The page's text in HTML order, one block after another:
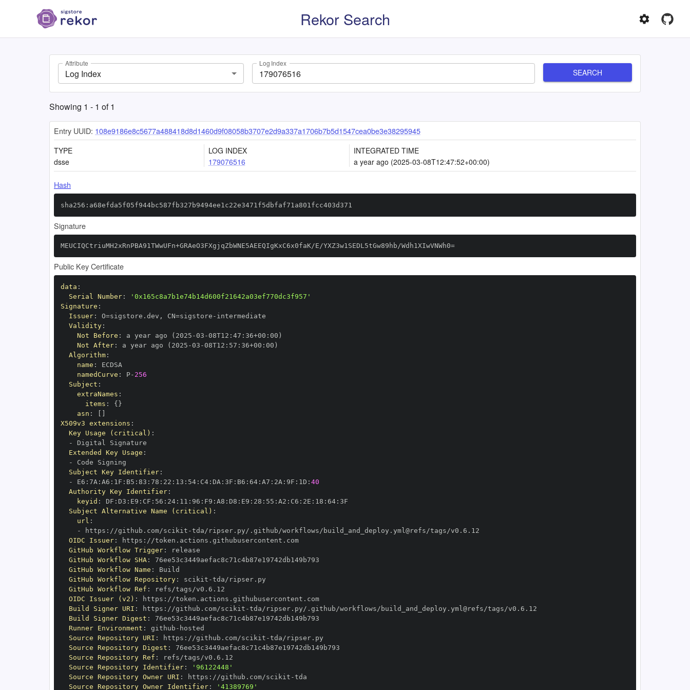
Rekor Search
Attribute
Log Index
Log Index
SEARCH
Showing 1 - 1 of1
Entry UUID: 108e9186e8c5677a488418d8d1460d9f08058b3707e2d9a337a1706b7b5d1547cea0be3e38295945
TYPE
dsse
LOG INDEX
179076516
INTEGRATED TIME
a year ago (2025-03-08T12:47:52+00:00)
Hash
sha256:a68efda5f05f944bc587fb327b9494ee1c22e3471f5dbfaf71a801fcc403d371
Signature
MEUCIQCtriuMH2xRnPBA91TWwUFn+GRAeO3FXgjqZbWNE5AEEQIgKxC6x0faK/E/YXZ3w1SEDL5tGw89hb/Wdh1XIwVNWh0=
Public Key Certificate
data :
Serial Number:
'0x165c8a7b1e74b14d600f21642a03ef770dc3f957'
Signature :
Issuer: O=sigstore.dev , CN=sigstore -
Validity:
Not Before : a year ago (2025 -03 -08T12 : 47 : 36+00 :
Not After: a year ago (2025 -03 -08T12 : 57 : 36+00 :
Algorithm:
name :
namedCurve : P- 256
Subject :
extraNames :
items : { }
asn :
X509v3 extensions :
Key Usage (critical) :
-
Extended Key Usage :
-
Subject Key Identifier:
-
E6 : 7A : A6 : 1F : B5 : 83 : 78 : 22 : 13 : 54: C4: DA : 3F : B6 : 64: A7 : 2A : 9F : 1D : 40
Authority Key Identifier:
keyid : DF : D3 : E9 : CF : 56 : 24: 11 : 96 : F9 : A8 : D8 : E9 : 28 : 55 : A2 : C6 : 2E : 18 : 64:
Subject Alternative Name (critical) :
url :
-
https : //github.com/scikit -
OIDC Issuer: https :
//token.actions.githubusercontent.com
GitHub Workflow Trigger:
GitHub Workflow SHA:
GitHub Workflow Name :
GitHub Workflow Repository: scikit -
GitHub Workflow Ref :
OIDC Issuer (v2) : https :
//token.actions.githubusercontent.com
Build Signer URI : https : //github.com/scikit -
Build Signer Digest :
Runner Environment : github -
Source Repository URI : https : //github.com/scikit -
Source Repository Digest :
Source Repository Ref :
Source Repository Identifier:
'96122448'
Source Repository Owner URI : https : //github.com/scikit -
Source Repository Owner Identifier: '41389769'